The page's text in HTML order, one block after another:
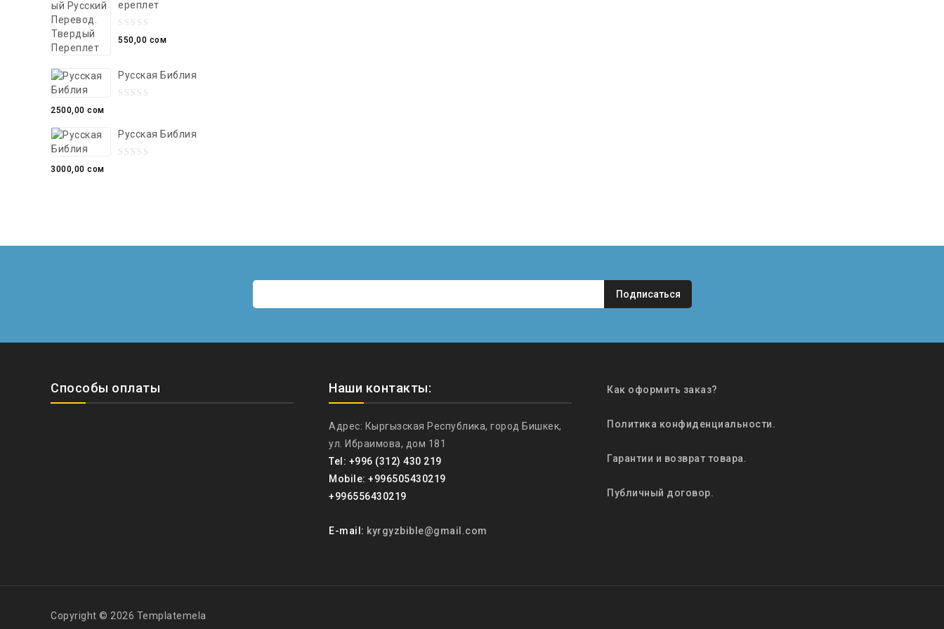
Ереплет
0
of
5
550,00 сом
Русская Библия
of
2500,00 сом
Русская Библия
3000,00 сом
Способы оплаты Наши контакты:
Адрес: Кыргызская Республика, город Бишкек,
ул. Ибраимова, дом 181
Tel: +996 (312) 430 219
Mobile: +996505430219
+996556430219
E-mail: kyrgyzbible@gmail.com
Как оформить заказ?
Политика конфиденциальности.
Гарантии и возврат товара.
Публичный договор.
Copyright © 2026 Templatemela